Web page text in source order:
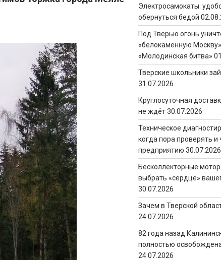
Электросамокаты:
обернуться бедой
Под Тверью огонь
«белокаменную
«Молодинская битва»
Тверские школьники
31.07.2026
Круглосуточная
не ждёт 30.07.2026
Техническое
когда пора проверять и
предприятию 30.07.2026
Бесколлекторные
выбрать «сердце»
30.07.2026
Зачем в Тверской
24.07.2026
82 года назад
полностью
24.07.2026